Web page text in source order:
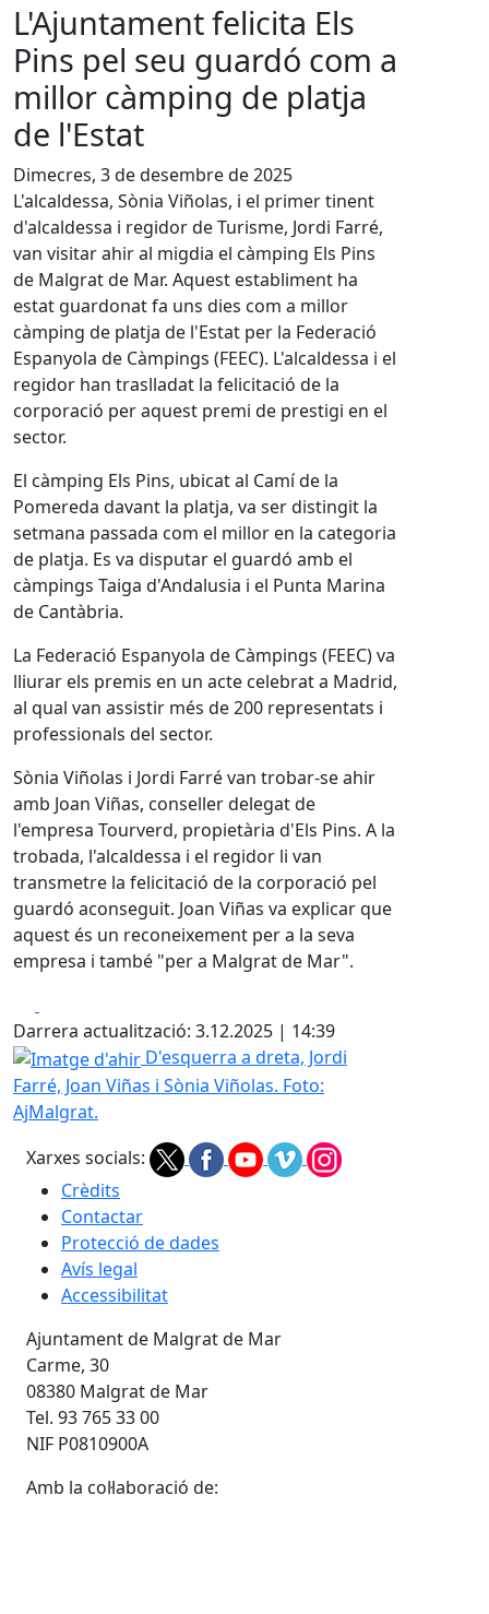
L'Ajuntament felicita Els
Pins pel seu guardó com a
millor càmping de platja
de l'Estat
Dimecres, 3 de desembre de 2025
L'alcaldessa, Sònia Viñolas, i el primer tinent
d'alcaldessa i regidor de Turisme, Jordi Farré,
van visitar ahir al migdia el càmping Els Pins
de Malgrat de Mar. Aquest establiment ha
estat guardonat fa uns dies com a millor
càmping de platja de l'Estat per la Federació
Espanyola de Càmpings (FEEC). L'alcaldessa i el
regidor han traslladat la felicitació de la
corporació per aquest premi de prestigi en el
sector.
El càmping Els Pins, ubicat al Camí de la
Pomereda davant la platja, va ser distingit la
setmana passada com el millor en la categoria
de platja. Es va disputar el guardó amb el
càmpings Taiga d'Andalusia i el Punta Marina
de Cantàbria.
La Federació Espanyola de Càmpings (FEEC) va
lliurar els premis en un acte celebrat a Madrid,
al qual van assistir més de 200 representats i
professionals del sector.
Sònia Viñolas i Jordi Farré van trobar-se ahir
amb Joan Viñas, conseller delegat de
l'empresa Tourverd, propietària d'Els Pins. A la
trobada, l'alcaldessa i el regidor li van
transmetre la felicitació de la corporació pel
guardó aconseguit. Joan Viñas va explicar que
aquest és un reconeixement per a la seva
empresa i també "per a Malgrat de Mar".
Darrera actualització: 3.12.2025 | 14:39
Imatge d'ahir
D'esquerra a dreta, Jordi
Farré, Joan Viñas i Sònia Viñolas. Foto:
AjMalgrat.
Xarxes socials:
Crèdits
Contactar
Protecció de dades
Avís legal
Accessibilitat
Ajuntament de Malgrat de Mar
Carme, 30
08380 Malgrat de Mar
Tel. 93 765 33 00
NIF P0810900A
Amb la col·laboració de: